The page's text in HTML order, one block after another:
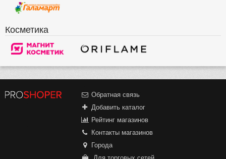
Косметика
Обратная связь
Добавить каталог
Рейтинг магазинов
Контакты магазинов
Города
Для торговых сетей